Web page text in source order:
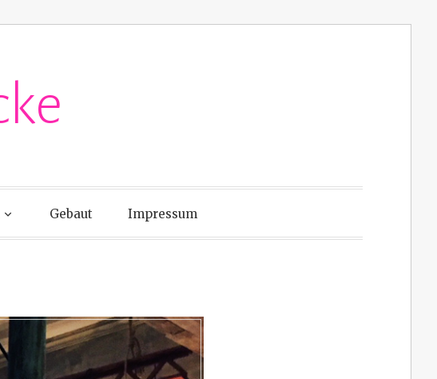
Gebaut Impressum